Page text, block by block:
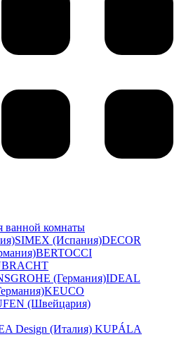
ванной комнаты
SIMEX (Испания)DECOR
BERTOCCI
(Германия)IDEAL
KEUCO
(Швейцария)
Design (Италия) KUPÁLA